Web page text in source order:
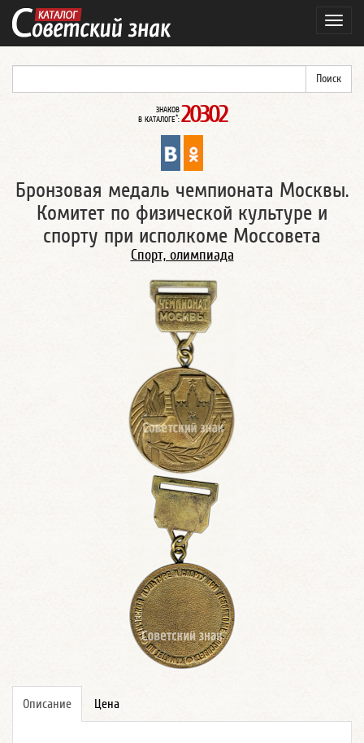
ЗНАКОВ
В КАТАЛОГЕ*: 20302
Бронзовая медаль чемпионата Москвы.
Комитет по физической культуре и
спорту при исполкоме Моссовета
Спорт, олимпиада
Описание Цена